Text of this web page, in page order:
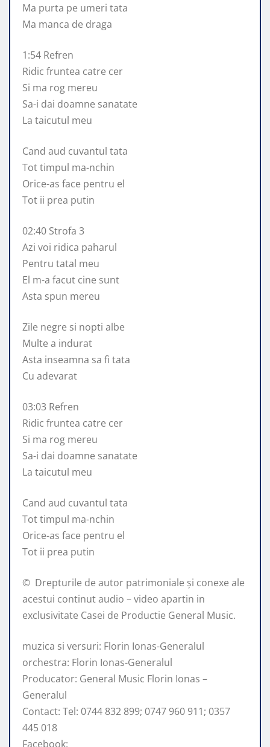
Ma purta pe umeri tata
Ma manca de draga
1:54 Refren
Ridic fruntea catre cer
Si ma rog mereu
Sa-i dai doamne sanatate
La taicutul meu
Cand aud cuvantul tata
Tot timpul ma-nchin
Orice-as face pentru el
Tot ii prea putin
02:40 Strofa 3
Azi voi ridica paharul
Pentru tatal meu
El m-a facut cine sunt
Asta spun mereu
Zile negre si nopti albe
Multe a indurat
Asta inseamna sa fi tata
Cu adevarat
03:03 Refren
Ridic fruntea catre cer
Si ma rog mereu
Sa-i dai doamne sanatate
La taicutul meu
Cand aud cuvantul tata
Tot timpul ma-nchin
Orice-as face pentru el
Tot ii prea putin
© ️ Drepturile de autor patrimoniale și conexe ale
acestui continut audio – video apartin in
exclusivitate Casei de Productie General Music.
muzica si versuri: Florin Ionas-Generalul
orchestra: Florin Ionas-Generalul
Producator: General Music Florin Ionas –
Generalul
Contact: Tel: 0744 832 899; 0747 960 911; 0357
445 018
Facebook: